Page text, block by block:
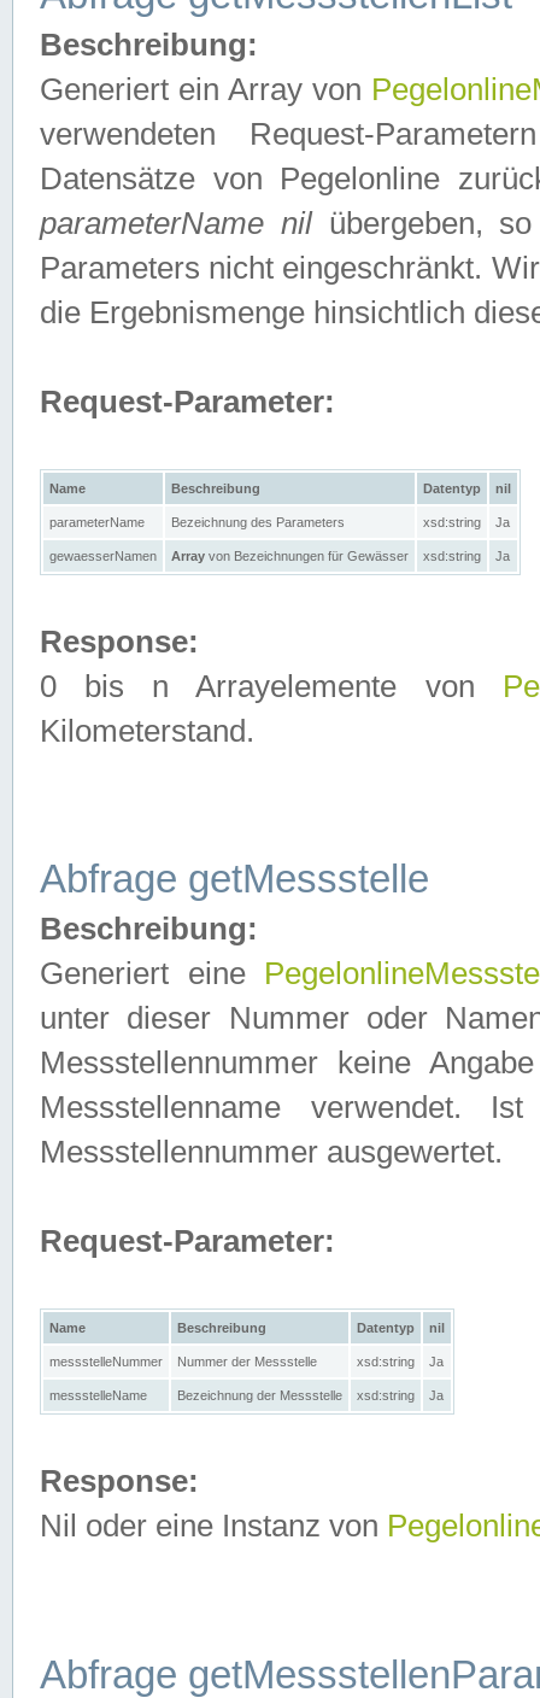
Beschreibung:
Generiert ein Array von
verwendeten Request-
Datensätze von Pegelonline
parameterName nilübergeben, so
Parameters nicht eingeschränkt.
die Ergebnismenge hinsichtlich
Request-Parameter:
Name Beschreibung Datentyp nil
parameterName Bezeichnung des Parameters xsd:string Ja
gewaesserNamen Array von Bezeichnungen für Gewässer xsd:string Ja
Response:
0 bis n Arrayelemente von
Kilometerstand.
Abfrage getMessstelle
Beschreibung:
Generiert eine
unter dieser Nummer oder
Messstellennummer keine
Messstellenname verwendet.
Messstellennummer ausgewertet.
Request-Parameter:
Name Beschreibung Datentyp nil
messstelleNummer Nummer der Messstelle xsd:string Ja
messstelleName Bezeichnung der Messstelle xsd:string Ja
Response:
Nil oder eine Instanz von
Abfrage